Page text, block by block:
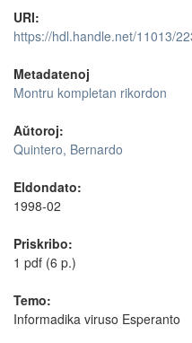
URI:
https://hdl.handle.net/11013/
Metadatenoj
Montru kompletan rikordon
Aŭtoroj:
Quintero, Bernardo
Eldondato:
1998-02
Priskribo:
1 pdf (6 p.)
Temo:
Informadika viruso Esperanto